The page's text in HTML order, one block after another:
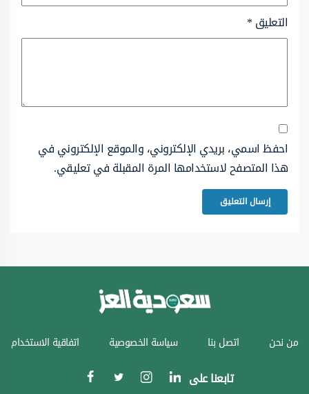
التعليق*
احفظ اسمي، بريدي الإلكتروني، والموقع الإلكتروني في
هذا المتصفح لاستخدامها المرة المقبلة في تعليقي.
من نحن اتصل بنا سياسة الخصوصية اتفاقية الاستخدام
تابعنا على